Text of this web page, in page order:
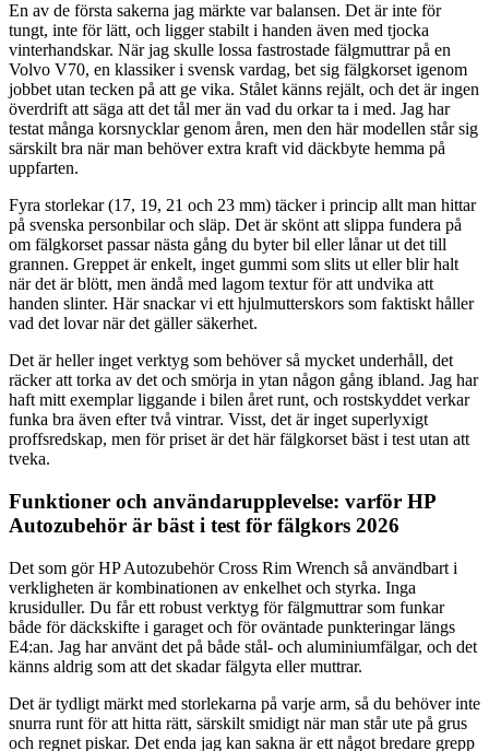
En av de första sakerna jag märkte var balansen. Det är inte för
tungt, inte för lätt, och ligger stabilt i handen även med tjocka
vinterhandskar. När jag skulle lossa fastrostade fälgmuttrar på en
Volvo V70, en klassiker i svensk vardag, bet sig fälgkorset igenom
jobbet utan tecken på att ge vika. Stålet känns rejält, och det är ingen
överdrift att säga att det tål mer än vad du orkar ta i med. Jag har
testat många korsnycklar genom åren, men den här modellen står sig
särskilt bra när man behöver extra kraft vid däckbyte hemma på
uppfarten.
Fyra storlekar (17, 19, 21 och 23 mm) täcker i princip allt man hittar
på svenska personbilar och släp. Det är skönt att slippa fundera på
om fälgkorset passar nästa gång du byter bil eller lånar ut det till
grannen. Greppet är enkelt, inget gummi som slits ut eller blir halt
när det är blött, men ändå med lagom textur för att undvika att
handen slinter. Här snackar vi ett hjulmutterskors som faktiskt håller
vad det lovar när det gäller säkerhet.
Det är heller inget verktyg som behöver så mycket underhåll, det
räcker att torka av det och smörja in ytan någon gång ibland. Jag har
haft mitt exemplar liggande i bilen året runt, och rostskyddet verkar
funka bra även efter två vintrar. Visst, det är inget superlyxigt
proffsredskap, men för priset är det här fälgkorset bäst i test utan att
tveka.
Funktioner och användarupplevelse: varför HP
Autozubehör är bäst i test för fälgkors 2026
Det som gör HP Autozubehör Cross Rim Wrench så användbart i
verkligheten är kombinationen av enkelhet och styrka. Inga
krusiduller. Du får ett robust verktyg för fälgmuttrar som funkar
både för däckskifte i garaget och för oväntade punkteringar längs
E4:an. Jag har använt det på både stål- och aluminiumfälgar, och det
känns aldrig som att det skadar fälgyta eller muttrar.
Det är tydligt märkt med storlekarna på varje arm, så du behöver inte
snurra runt för att hitta rätt, särskilt smidigt när man står ute på grus
och regnet piskar. Det enda jag kan sakna är ett något bredare grepp